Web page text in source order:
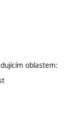
oblastem: